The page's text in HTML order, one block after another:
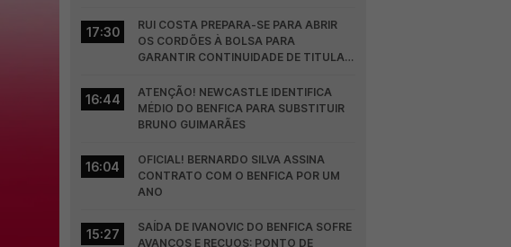
17:30
RUI COSTA PREPARA-SE PARA ABRIR
OS CORDÕES À BOLSA PARA
GARANTIR CONTINUIDADE DE TITULAR
16:44
ATENÇÃO! NEWCASTLE IDENTIFICA
MÉDIO DO BENFICA PARA SUBSTITUIR
BRUNO GUIMARÃES
16:04
OFICIAL! BERNARDO SILVA ASSINA
CONTRATO COM O BENFICA POR UM
ANO
15:27
SAÍDA DE IVANOVIC DO BENFICA SOFRE
AVANÇOS E RECUOS: PONTO DE